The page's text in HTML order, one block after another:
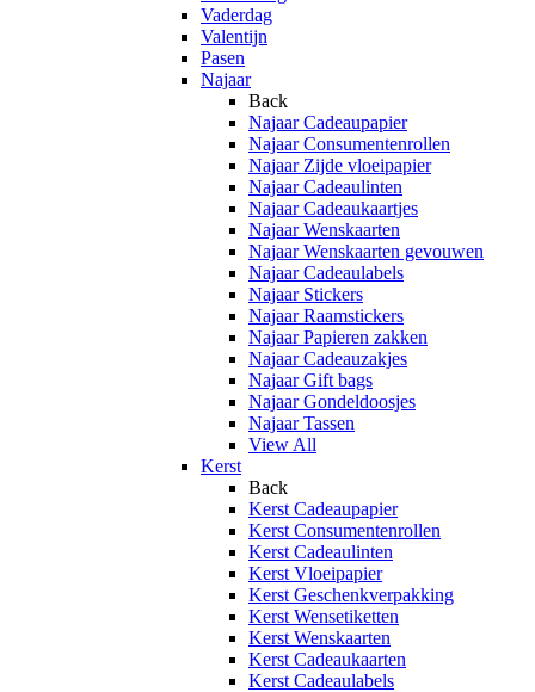
Vaderdag
Valentijn
Pasen
Najaar
Back
Najaar Cadeaupapier
Najaar Consumentenrollen
Najaar Zijde vloeipapier
Najaar Cadeaulinten
Najaar Cadeaukaartjes
Najaar Wenskaarten
Najaar Wenskaarten gevouwen
Najaar Cadeaulabels
Najaar Stickers
Najaar Raamstickers
Najaar Papieren zakken
Najaar Cadeauzakjes
Najaar Gift bags
Najaar Gondeldoosjes
Najaar Tassen
View All
Kerst
Back
Kerst Cadeaupapier
Kerst Consumentenrollen
Kerst Cadeaulinten
Kerst Vloeipapier
Kerst Geschenkverpakking
Kerst Wensetiketten
Kerst Wenskaarten
Kerst Cadeaukaarten
Kerst Cadeaulabels